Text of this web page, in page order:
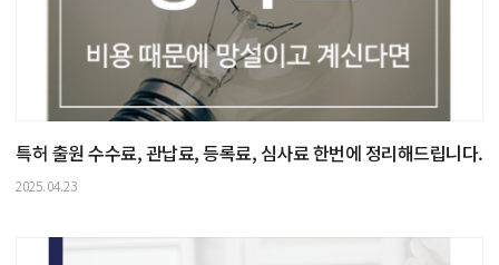
특허 출원 수수료, 관납료, 등록료, 심사료 한번에 정리해드립니다.
2025.04.23